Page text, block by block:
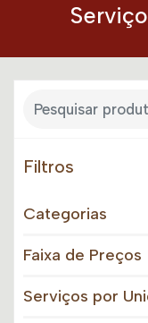
Filtros
Categorias
Faixa de Preços
Serviços por